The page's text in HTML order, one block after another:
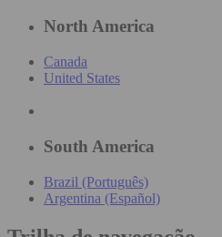
North America
Canada
United States
South America
Brazil (Português)
Argentina (Español)